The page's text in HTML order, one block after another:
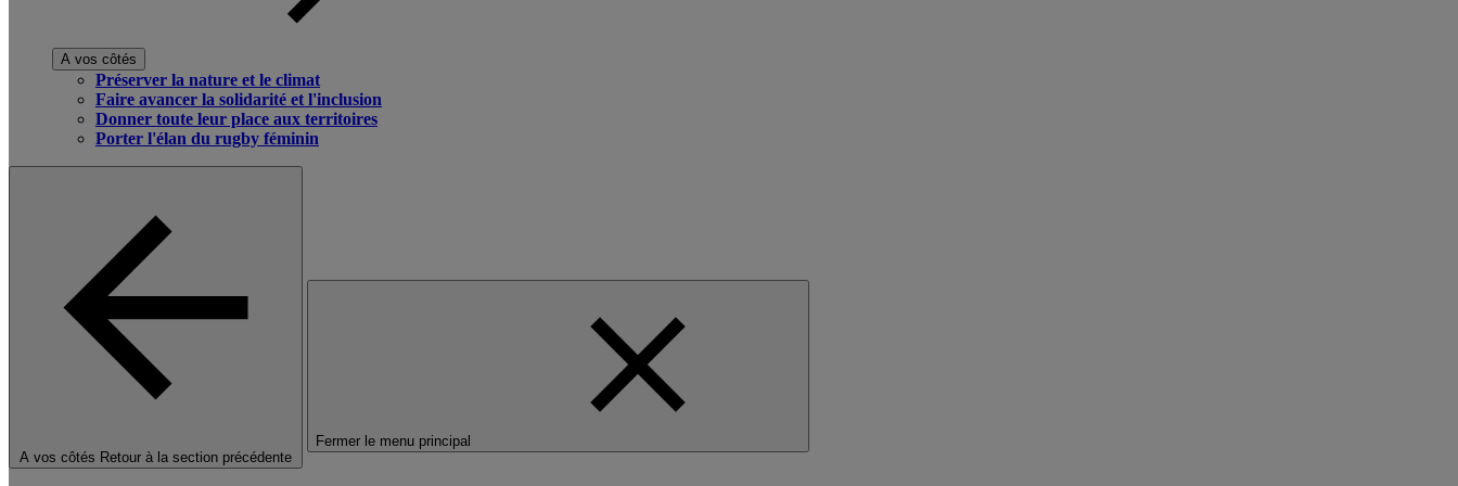
A vos côtés
Préserver la nature et le climat
Faire avancer la solidarité et l'inclusion
Donner toute leur place aux territoires
Porter l'élan du rugby féminin
A vos côtés Retour à la section précédente
Fermer le menu principal